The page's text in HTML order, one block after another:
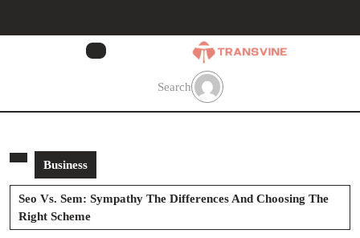
Search
Business
Seo Vs. Sem: Sympathy The Differences And Choosing The
Right Scheme